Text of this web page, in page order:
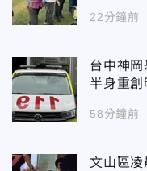
22分鐘前
台中神
半身重
58分鐘前
文山區